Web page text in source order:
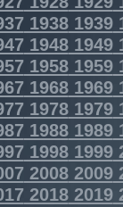
19381939
19481949
19581959
19681969
19781979
19881989
19981999
20082009
20182019